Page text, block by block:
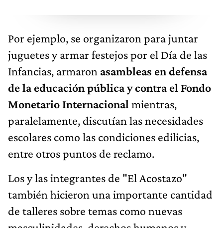
Por ejemplo, se organizaron para juntar
juguetes y armar festejos por el Día de las
Infancias, armaron asambleas en defensa
de la educación pública y contra el Fondo
Monetario Internacional mientras,
paralelamente, discutían las necesidades
escolares como las condiciones edilicias,
entre otros puntos de reclamo.
Los y las integrantes de "El Acostazo"
también hicieron una importante cantidad
de talleres sobre temas como nuevas